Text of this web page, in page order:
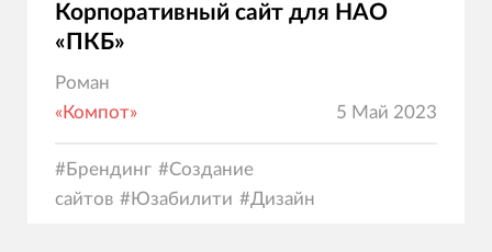
Корпоративный сайт для НАО
«ПКБ»
Роман
«Компот»
5 Май 2023
#Брендинг #Создание
сайтов #Юзабилити #Дизайн